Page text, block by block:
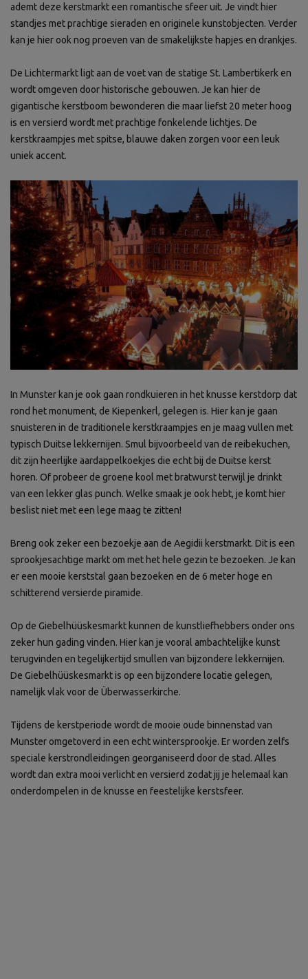
ademt deze kerstmarkt een romantische sfeer uit. Je vindt hier
standjes met prachtige sieraden en originele kunstobjecten. Verder
kan je hier ook nog proeven van de smakelijkste hapjes en drankjes.
De Lichtermarkt ligt aan de voet van de statige St. Lambertikerk en
wordt omgeven door historische gebouwen. Je kan hier de
gigantische kerstboom bewonderen die maar liefst 20 meter hoog
is en versierd wordt met prachtige fonkelende lichtjes. De
kerstkraampjes met spitse, blauwe daken zorgen voor een leuk
uniek accent.
In Munster kan je ook gaan rondkuieren in het knusse kerstdorp dat
rond het monument, de Kiepenkerl, gelegen is. Hier kan je gaan
snuisteren in de traditionele kerstkraampjes en je maag vullen met
typisch Duitse lekkernijen. Smul bijvoorbeeld van de reibekuchen,
dit zijn heerlijke aardappelkoekjes die echt bij de Duitse kerst
horen. Of probeer de groene kool met bratwurst terwijl je drinkt
van een lekker glas punch. Welke smaak je ook hebt, je komt hier
beslist niet met een lege maag te zitten!
Breng ook zeker een bezoekje aan de Aegidii kerstmarkt. Dit is een
sprookjesachtige markt om met het hele gezin te bezoeken. Je kan
er een mooie kerststal gaan bezoeken en de 6 meter hoge en
schitterend versierde piramide.
Op de Giebelhüüskesmarkt kunnen de kunstliefhebbers onder ons
zeker hun gading vinden. Hier kan je vooral ambachtelijke kunst
terugvinden en tegelijkertijd smullen van bijzondere lekkernijen.
De Giebelhüüskesmarkt is op een bijzondere locatie gelegen,
namelijk vlak voor de Überwasserkirche.
Tijdens de kerstperiode wordt de mooie oude binnenstad van
Munster omgetoverd in een echt wintersprookje. Er worden zelfs
speciale kerstrondleidingen georganiseerd door de stad. Alles
wordt dan extra mooi verlicht en versierd zodat jij je helemaal kan
onderdompelen in de knusse en feestelijke kerstsfeer.